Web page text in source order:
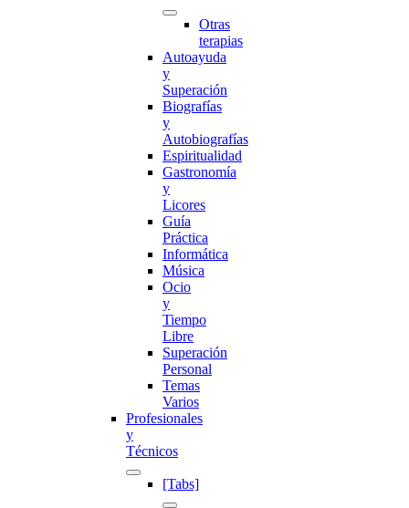
Otras
terapias
Autoayuda
y
Superación
Biografías
y
Autobiografías
Espiritualidad
Gastronomía
y
Licores
Guía
Práctica
Informática
Música
Ocio
y
Tiempo
Libre
Superación
Personal
Temas
Varios
Profesionales
y
Técnicos
[Tabs]